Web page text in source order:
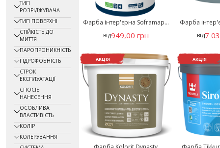
(74)
Приміщення, що
не обігріваються
(49)
Промислові
будівлі(44)
складські
приміщення(1)
Торговельні
приміщення(61)
ТИП
РОЗРІДЖУВАЧА
ТИП ПОВЕРХНІ
СТІЙКІСТЬ ДО
МИТТЯ
ПАРОПРОНИКНІСТЬ
ГІДРОФОБНІСТЬ
СТРОК
ЕКСПЛУАТАЦІЇ
СПОСІБ
НАНЕСЕННЯ
ОСОБЛИВА
ВЛАСТИВІСТЬ
КОЛІР
КОЛЕРУВАННЯ
Фарба інтер'єрна Soframap...
від949,00 грн
Фарба
від7
АКЦІЯ АКЦІЯ